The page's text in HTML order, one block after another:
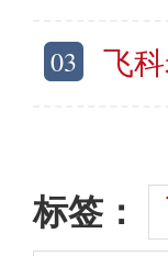
03 飞科
标签：